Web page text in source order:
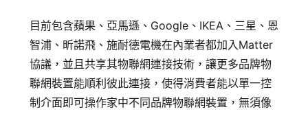
目前包含蘋果、亞馬遜、Google、IKEA、三星、恩
智浦、昕諾飛、施耐德電機在內業者都加入Matter
協議，並且共享其物聯網連接技術，讓更多品牌物
聯網裝置能順利彼此連接，使得消費者能以單一控
制介面即可操作家中不同品牌物聯網裝置，無須像
追蹤我的訂單
會員資料管理
查看我的最愛